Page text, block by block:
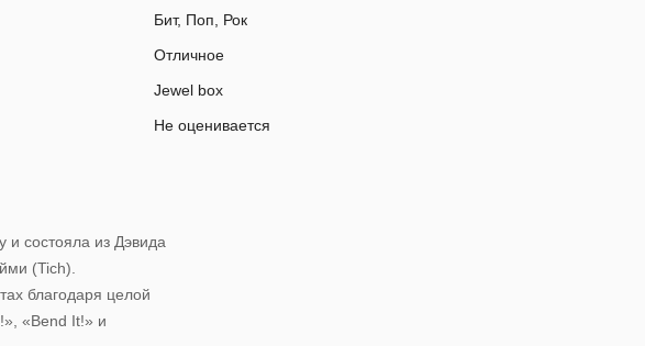
Бит, Поп, Рок
Отличное
Jewel box
Не оценивается
и состояла из Дэвида
(Tich).
благодаря целой
«Bend It!» и